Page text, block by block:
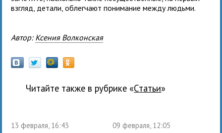
взгляд, детали, облегчают понимание между людьми.
Автор: Ксения Волконская
Читайте также в рубрике « Статьи»
13 февраля, 16:43 09 февраля, 12:05